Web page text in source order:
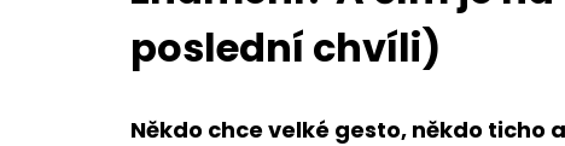
poslední chvíli)
Někdo chce velké gesto, někdo ticho